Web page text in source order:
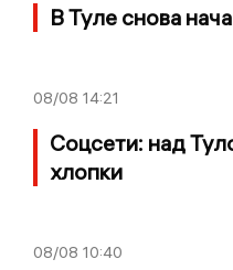
В Туле снова
08/08 14:21
Соцсети: над
хлопки
08/08 10:40